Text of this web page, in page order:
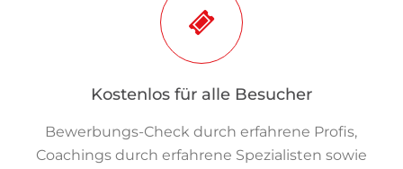
Kostenlos für alle Besucher
Bewerbungs-Check durch erfahrene Profis,
Coachings durch erfahrene Spezialisten sowie